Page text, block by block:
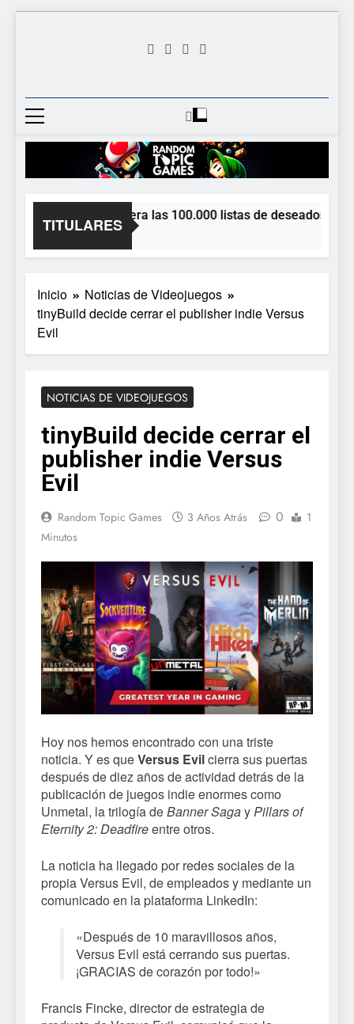
Random
Games
Videojuego Favorito
TITULARES
Dungeon Lurker supera las 100.000 listas de deseados con
2 Horas Atrás
Inicio
Noticias de Videojuegos
tinyBuild decide cerrar el publisher indie Versus
Evil
NOTICIAS DE VIDEOJUEGOS
tinyBuild decide cerrar el
publisher indie Versus
Evil
Random Topic Games 3 Años Atrás 0
1
Minutos
Hoy nos hemos encontrado con una triste
noticia. Y es queVersus Evilcierra sus puertas
después de diez años de actividad detrás de la
publicación de juegos indie enormes como
Unmetal, la trilogía deBanner SagayPillars of
Eternity 2: Deadfireentre otros.
La noticia ha llegado por redes sociales de la
propia Versus Evil, de empleados y mediante un
comunicado en la plataforma LinkedIn:
«Después de 10 maravillosos años,
Versus Evil está cerrando sus puertas.
¡GRACIAS de corazón por todo!»
Francis Fincke, director de estrategia de